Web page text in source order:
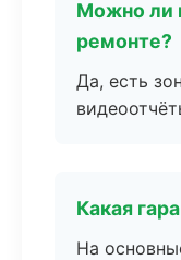
Можно ли
ремонте?
Да, есть
Какая
На